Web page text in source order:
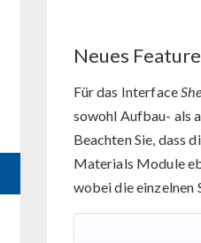
Neues
Für das Interface
sowohl Aufbau- als
Beachten Sie, dass
Materials Module
wobei die einzelnen